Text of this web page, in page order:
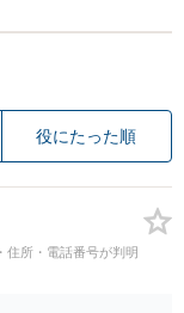
役にたった順
住所・電話番号が判明